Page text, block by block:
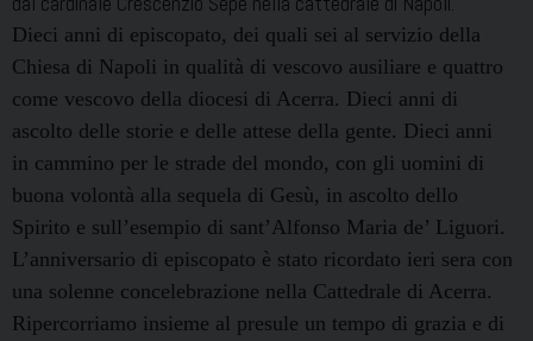
Dieci anni di episcopato, dei quali sei al servizio della
Chiesa di Napoli in qualità di vescovo ausiliare e quattro
come vescovo della diocesi di Acerra. Dieci anni di
ascolto delle storie e delle attese della gente. Dieci anni
in cammino per le strade del mondo, con gli uomini di
buona volontà alla sequela di Gesù, in ascolto dello
Spirito e sull’esempio di sant’Alfonso Maria de’ Liguori.
L’anniversario di episcopato è stato ricordato ieri sera con
una solenne concelebrazione nella Cattedrale di Acerra.
Ripercorriamo insieme al presule un tempo di grazia e di